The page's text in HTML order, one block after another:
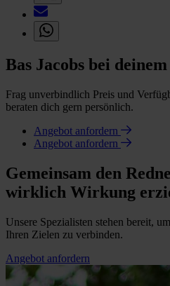
Bas Jacobs bei
Frag unverbindlich Preis und
beraten dich gern persönlich.
Angebot anfordern
Angebot anfordern
Gemeinsam den
wirklich Wirkung
Unsere Spezialisten stehen bereit,
Ihren Zielen zu verbinden.
Angebot anfordern